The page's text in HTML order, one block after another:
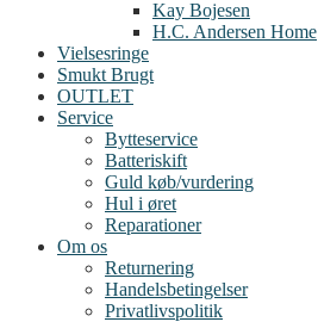
Kay Bojesen
H.C. Andersen Home
Vielsesringe
Smukt Brugt
OUTLET
Service
Bytteservice
Batteriskift
Guld køb/vurdering
Hul i øret
Reparationer
Om os
Returnering
Handelsbetingelser
Privatlivspolitik